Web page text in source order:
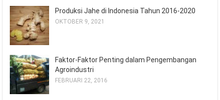
Produksi Jahe di Indonesia Tahun 2016-2020
OKTOBER 9, 2021
Faktor-Faktor Penting dalam Pengembangan
Agroindustri
FEBRUARI 22, 2016